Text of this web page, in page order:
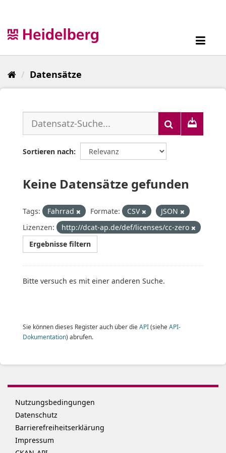
Datensätze
Sortieren nach
Keine Datensätze gefunden
Tags: Fahrrad Formate: CSV
JSON
Lizenzen:
http://dcat-ap.de/def/licenses/cc-zero
Ergebnisse filtern
Bitte versuch es mit einer anderen Suche.
Sie können dieses Register auch über die API(siehe API-
Dokumentation) abrufen.
Nutzungsbedingungen
Datenschutz
Barrierefreiheitserklärung
Impressum